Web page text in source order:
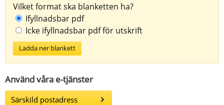
Vilket format ska blanketten ha?
Ifyllnadsbar pdf
Icke ifyllnadsbar pdf för utskrift
Ladda ner blankett
Använd våra e-tjänster
Särskild postadress